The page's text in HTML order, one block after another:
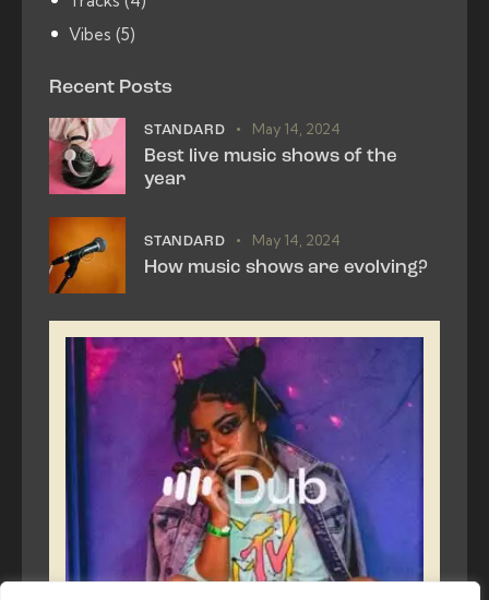
Vibes (5)
Recent Posts
STANDARD May 14, 2024
Best live music shows of the
year
STANDARD May 14, 2024
How music shows are evolving?